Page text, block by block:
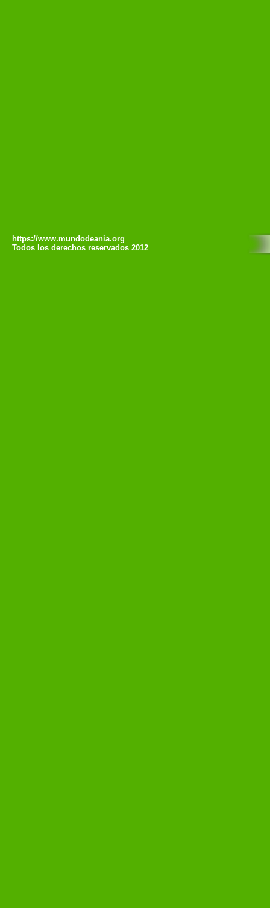
https://www.mundodeania.org
Todos los derechos reservados 2012